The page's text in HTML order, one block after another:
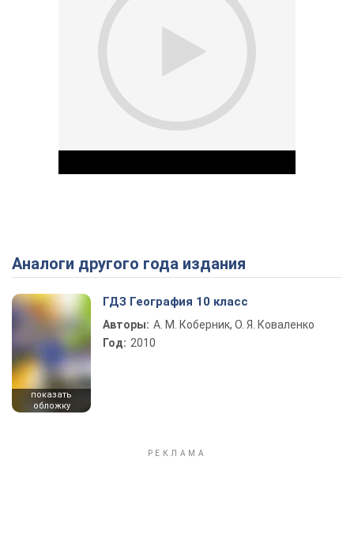
Play Video
Аналоги другого года издания
показать
обложку
ГДЗ География 10 класс
Авторы: А. М. Коберник, О. Я. Коваленко
Год: 2010